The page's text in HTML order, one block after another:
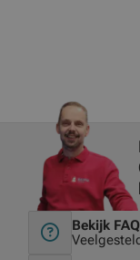
Bekijk FAQ